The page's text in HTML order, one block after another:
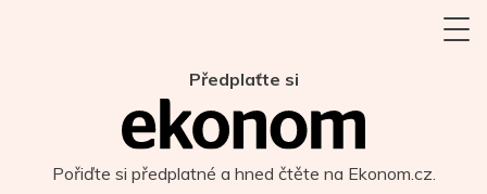
Předplaťte si
Pořiďte si předplatné a hned čtěte na Ekonom.cz.